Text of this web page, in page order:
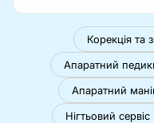
Корекція та
Апаратний
Апаратний
Нігтьовий сервіс